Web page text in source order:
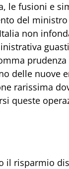
le fusioni e
del
non
delle nuove
rarissima
queste
il risparmio